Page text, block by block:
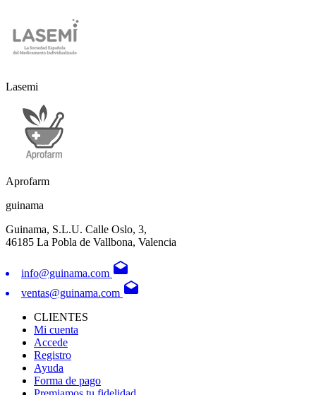
Lasemi
Aprofarm
guinama
Guinama, S.L.U. Calle Oslo, 3,
46185 La Pobla de Vallbona, Valencia
info@guinama.com drafts
ventas@guinama.com drafts
CLIENTES
Mi cuenta
Accede
Registro
Ayuda
Forma de pago